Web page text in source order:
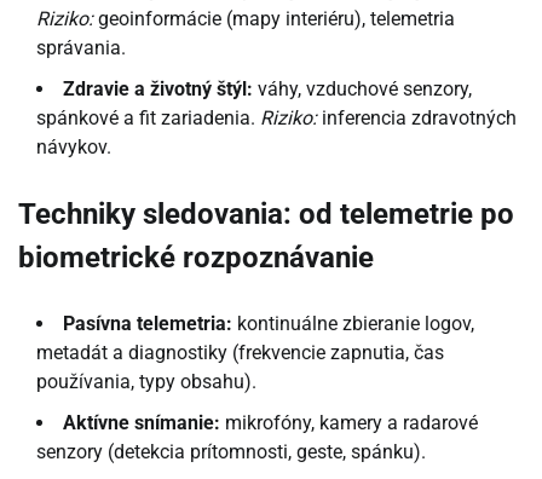
Riziko:geoinformácie (mapy interiéru), telemetria
správania.
Zdravie a životný štýl: váhy, vzduchové senzory,
spánkové a fit zariadenia. Riziko:inferencia zdravotných
návykov.
Techniky sledovania: od telemetrie po
biometrické rozpoznávanie
Pasívna telemetria: kontinuálne zbieranie logov,
metadát a diagnostiky (frekvencie zapnutia, čas
používania, typy obsahu).
Aktívne snímanie: mikrofóny, kamery a radarové
senzory (detekcia prítomnosti, geste, spánku).